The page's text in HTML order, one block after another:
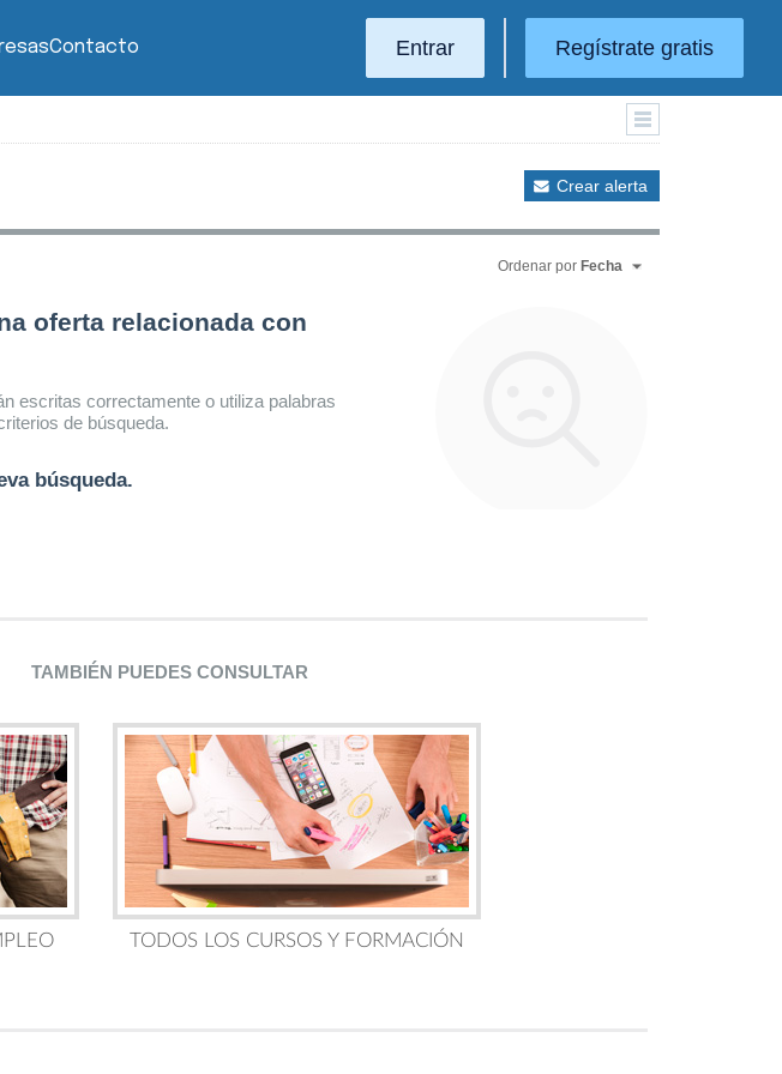
Contacto Entrar Regístrate gratis
Crear alerta
Ordenar por Fecha
oferta relacionada con
escritas correctamente o utiliza palabras
de búsqueda.
búsqueda.
TAMBIÉN PUEDES CONSULTAR
TODOS LOS CURSOS Y FORMACIÓN